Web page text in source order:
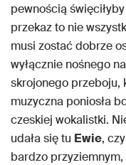
pewnością
przekaz to nie
musi zostać dobrze
wyłącznie nośnego
skrojonego przeboju,
muzyczna poniosła
czeskiej wokalistki.
udała się tu Ewie,
bardzo przyziemnym,